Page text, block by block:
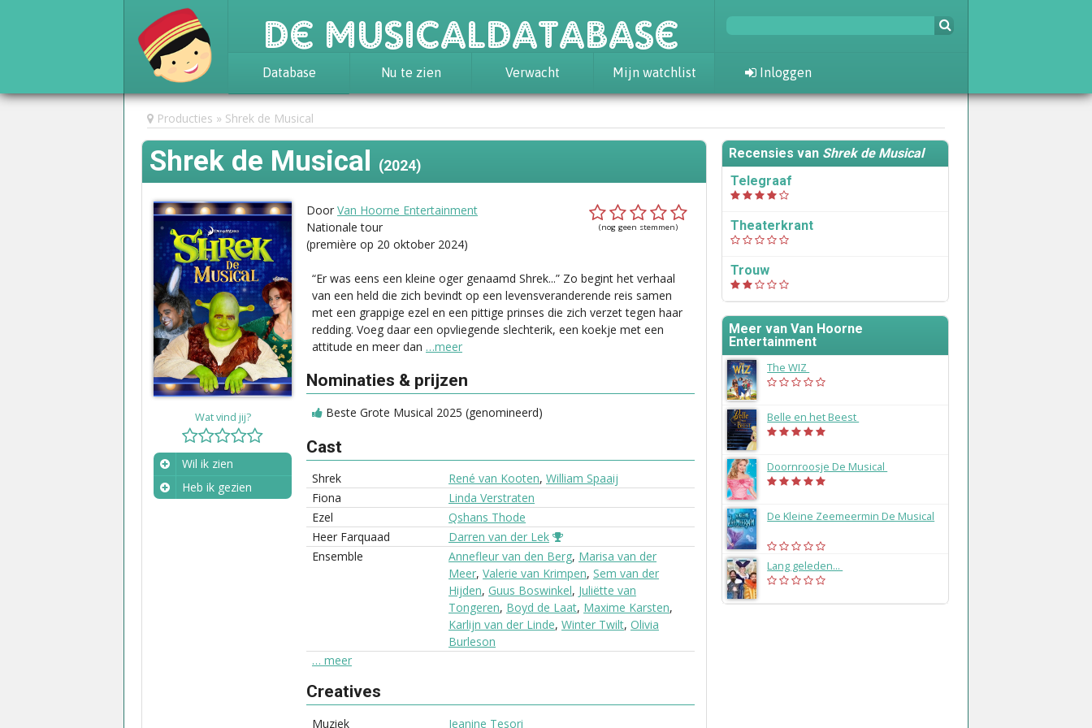
De Musicaldatabase
Database
Achtergrond
Awards
Statistieken
Nu te zien Verwacht Mijn watchlist Inloggen
Producties Shrek de Musical
Shrek de Musical (2024)
Wat vind jij?
Wil ik zien
Heb ik gezien
(nog geen stemmen)
Door Van Hoorne Entertainment
Nationale tour
(première op 20 oktober 2024)
“Er was eens een kleine oger genaamd Shrek...” Zo begint het verhaal
van een held die zich bevindt op een levensveranderende reis samen
met een grappige ezel en een pittige prinses die zich verzet tegen haar
redding. Voeg daar een opvliegende slechterik, een koekje met een
attitude en meer dan …meer
Nominaties & prijzen
Beste Grote Musical 2025 (genomineerd)
Cast
Shrek René van Kooten, William Spaaij
Fiona
Linda Verstraten
Ezel
Qshans Thode
Heer Farquaad
Darren van der Lek
Ensemble
Annefleur van den Berg, Marisa van der
Meer, Valerie van Krimpen, Sem van der
Hijden, Guus Boswinkel, Juliëtte van
Tongeren, Boyd de Laat, Maxime Karsten,
Karlijn van der Linde, Winter Twilt, Olivia
Burleson
… meer
Creatives
Muziek Jeanine Tesori
Recensies van Shrek de Musical
Telegraaf
Theaterkrant
Trouw
Meer van Van Hoorne
Entertainment
The WIZ
Belle en het Beest
Doornroosje De Musical
De Kleine Zeemeermin De Musical
Lang geleden...